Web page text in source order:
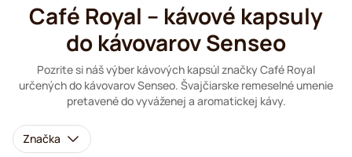
Café Royal – kávové kapsuly
do kávovarov Senseo
Pozrite si náš výber kávových kapsúl značky Café Royal
určených do kávovarov Senseo. Švajčiarske remeselné umenie
pretavené do vyváženej a aromatickej kávy.
Značka